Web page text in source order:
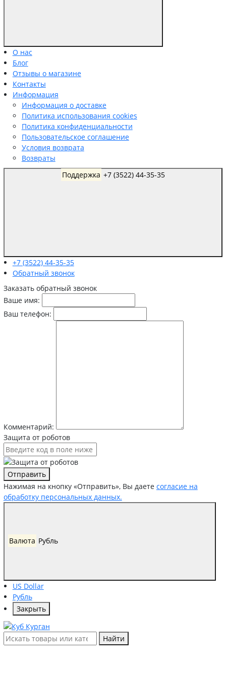
О нас
Блог
Отзывы о магазине
Контакты
Информация
Информация о доставке
Политика использования cookies
Политика конфиденциальности
Пользовательское соглашение
Условия возврата
Возвраты
Поддержка
+7 (3522) 44-35-35
Обратный звонок
Заказать обратный звонок
Ваше имя:
Ваш телефон:
Комментарий:
Защита от роботов
Отправить
Нажимая на кнопку «Отправить», Вы даете согласие на
обработку персональных данных.
Валюта Рубль
US Dollar
Рубль
Закрыть
Найти